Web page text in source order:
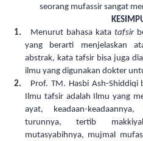
seorang mufassir sangat
1.
Menurut bahasa kata tafsir
yang berarti menjelaskan
abstrak, kata tafsir bisa juga
ilmu yang digunakan dokter
2.
Prof. TM. Hasbi Ash-Shiddiqi
Ilmu tafsir adalah Ilmu yang
ayat, keadaan-keadaannya,
turunnya, tertib
mutasyabihnya, mujmal